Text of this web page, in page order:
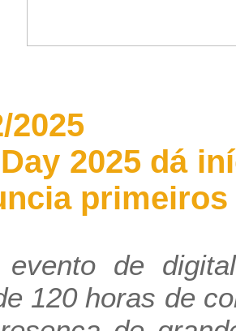
2025
2025 dá
evento de
120 horas de